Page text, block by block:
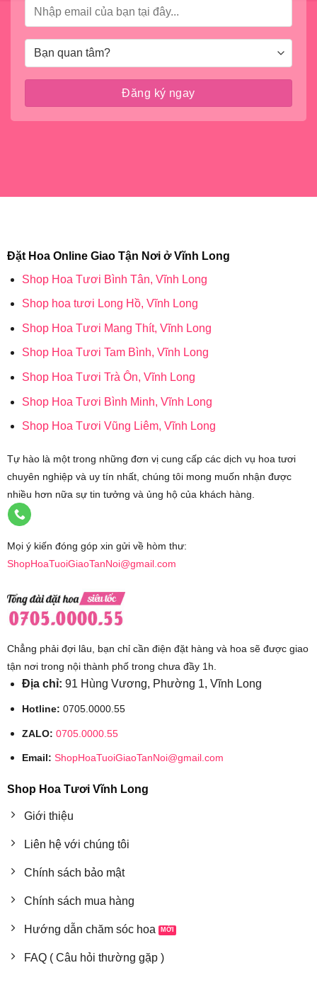
Đặt Hoa Online Giao Tận Nơi ở Vĩnh Long
Shop Hoa Tươi Bình Tân, Vĩnh Long
Shop hoa tươi Long Hồ, Vĩnh Long
Shop Hoa Tươi Mang Thít, Vĩnh Long
Shop Hoa Tươi Tam Bình, Vĩnh Long
Shop Hoa Tươi Trà Ôn, Vĩnh Long
Shop Hoa Tươi Bình Minh, Vĩnh Long
Shop Hoa Tươi Vũng Liêm, Vĩnh Long
Tự hào là một trong những đơn vị cung cấp các dịch vụ hoa tươi
chuyên nghiệp và uy tín nhất, chúng tôi mong muốn nhận được
nhiều hơn nữa sự tin tưởng và ủng hộ của khách hàng.
Mọi ý kiến đóng góp xin gửi về hòm thư:
ShopHoaTuoiGiaoTanNoi@gmail.com
Chẳng phải đợi lâu, bạn chỉ cần điện đặt hàng và hoa sẽ được giao
tận nơi trong nội thành phố trong chưa đầy 1h.
Địa chỉ: 91 Hùng Vương, Phường 1, Vĩnh Long
Hotline: 0705.0000.55
ZALO: 0705.0000.55
Email: ShopHoaTuoiGiaoTanNoi@gmail.com
Shop Hoa Tươi Vĩnh Long
Giới thiệu
Liên hệ với chúng tôi
Chính sách bảo mật
Chính sách mua hàng
Hướng dẫn chăm sóc hoa
FAQ ( Câu hỏi thường gặp )